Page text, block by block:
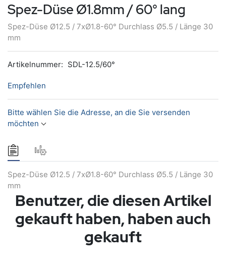
Spez-Düse Ø1.8mm / 60° lang
Spez-Düse Ø12.5 / 7xØ1.8-60° Durchlass Ø5.5 / Länge 30
mm
Artikelnummer: SDL-12.5/60°
Empfehlen
Bitte wählen Sie die Adresse, an die Sie versenden
möchten
Spez-Düse Ø12.5 / 7xØ1.8-60° Durchlass Ø5.5 / Länge 30
mm
Benutzer, die diesen Artikel
gekauft haben, haben auch
gekauft